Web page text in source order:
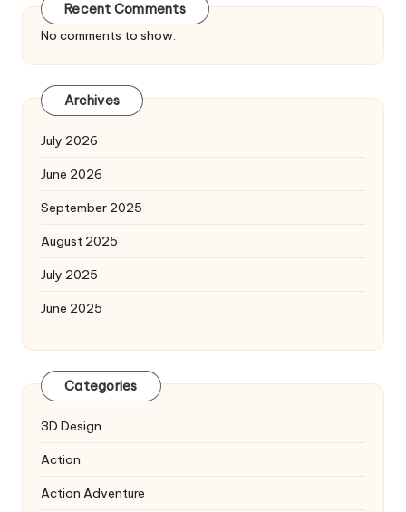
Recent Comments
No comments to show.
Archives
July 2026
June 2026
September 2025
August 2025
July 2025
June 2025
Categories
3D Design
Action
Action Adventure